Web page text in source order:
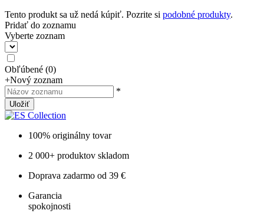
Tento produkt sa už nedá kúpiť. Pozrite si podobné produkty.
Pridať do zoznamu
Vyberte zoznam
Obľúbené (0)
+Nový zoznam
*
Uložiť
100% originálny tovar
2 000+ produktov skladom
Doprava zadarmo od 39 €
Garancia
spokojnosti